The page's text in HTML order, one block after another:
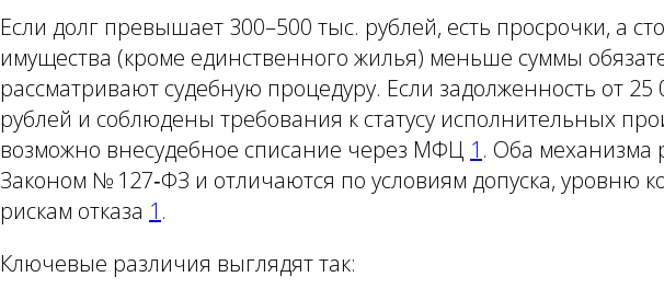
Если долг превышает 300–500 тыс. рублей, есть просрочки, а
имущества (кроме единственного жилья) меньше суммы
рассматривают судебную процедуру. Если задолженность от 25
рублей и соблюдены требования к статусу исполнительных
возможно внесудебное списание через МФЦ 1 . Оба механизма
Законом № 127‑ФЗ и отличаются по условиям допуска, уровню
рискам отказа 1 .
Ключевые различия выглядят так: